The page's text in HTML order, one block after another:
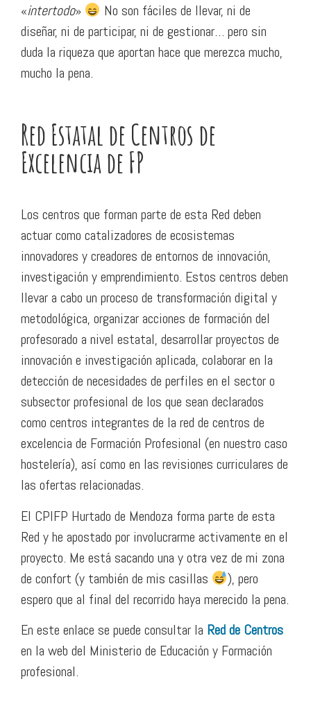
«intertodo»
No son fáciles de llevar, ni de
diseñar, ni de participar, ni de gestionar… pero sin
duda la riqueza que aportan hace que merezca mucho,
mucho la pena.
Red Estatal de Centros de
Excelencia de FP
Los centros que forman parte de esta Red deben
actuar como catalizadores de ecosistemas
innovadores y creadores de entornos de innovación,
investigación y emprendimiento. Estos centros deben
llevar a cabo un proceso de transformación digital y
metodológica, organizar acciones de formación del
profesorado a nivel estatal, desarrollar proyectos de
innovación e investigación aplicada, colaborar en la
detección de necesidades de perfiles en el sector o
subsector profesional de los que sean declarados
como centros integrantes de la red de centros de
excelencia de Formación Profesional (en nuestro caso
hostelería), así como en las revisiones curriculares de
las ofertas relacionadas.
El CPIFP Hurtado de Mendoza forma parte de esta
Red y he apostado por involucrarme activamente en el
proyecto. Me está sacando una y otra vez de mi zona
de confort (y también de mis casillas
), pero
espero que al final del recorrido haya merecido la pena.
En este enlace se puede consultar la Red de Centros
en la web del Ministerio de Educación y Formación
profesional.